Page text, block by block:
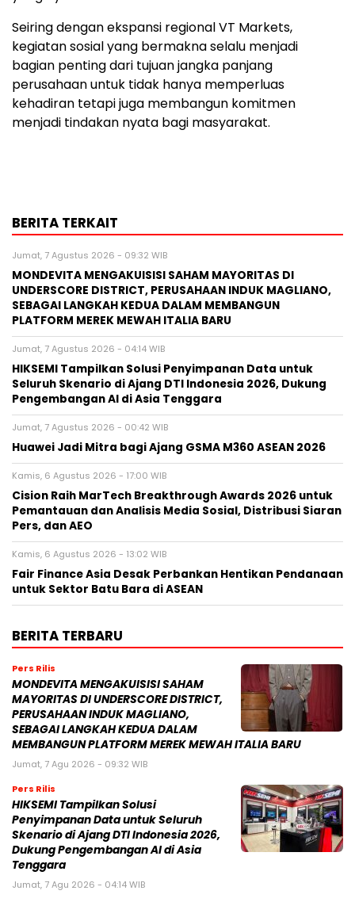
Seiring dengan ekspansi regional VT Markets,
kegiatan sosial yang bermakna selalu menjadi
bagian penting dari tujuan jangka panjang
perusahaan untuk tidak hanya memperluas
kehadiran tetapi juga membangun komitmen
menjadi tindakan nyata bagi masyarakat.
BERITA TERKAIT
Jumat, 7 Agustus 2026 - 09:32 WIB
MONDEVITA MENGAKUISISI SAHAM MAYORITAS DI
UNDERSCORE DISTRICT, PERUSAHAAN INDUK MAGLIANO,
SEBAGAI LANGKAH KEDUA DALAM MEMBANGUN
PLATFORM MEREK MEWAH ITALIA BARU
Jumat, 7 Agustus 2026 - 04:14 WIB
HIKSEMI Tampilkan Solusi Penyimpanan Data untuk
Seluruh Skenario di Ajang DTI Indonesia 2026, Dukung
Pengembangan AI di Asia Tenggara
Jumat, 7 Agustus 2026 - 00:42 WIB
Huawei Jadi Mitra bagi Ajang GSMA M360 ASEAN 2026
Kamis, 6 Agustus 2026 - 17:00 WIB
Cision Raih MarTech Breakthrough Awards 2026 untuk
Pemantauan dan Analisis Media Sosial, Distribusi Siaran
Pers, dan AEO
Kamis, 6 Agustus 2026 - 13:02 WIB
Fair Finance Asia Desak Perbankan Hentikan Pendanaan
untuk Sektor Batu Bara di ASEAN
BERITA TERBARU
Pers Rilis
MONDEVITA MENGAKUISISI SAHAM
MAYORITAS DI UNDERSCORE DISTRICT,
PERUSAHAAN INDUK MAGLIANO,
SEBAGAI LANGKAH KEDUA DALAM
MEMBANGUN PLATFORM MEREK MEWAH ITALIA BARU
Jumat, 7 Agu 2026 - 09:32 WIB
Pers Rilis
HIKSEMI Tampilkan Solusi
Penyimpanan Data untuk Seluruh
Skenario di Ajang DTI Indonesia 2026,
Dukung Pengembangan AI di Asia
Tenggara
Jumat, 7 Agu 2026 - 04:14 WIB